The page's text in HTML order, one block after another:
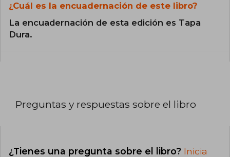
¿Cuál es la encuadernación de este libro?
La encuadernación de esta edición es Tapa
Dura.
Preguntas y respuestas sobre el libro
¿Tienes una pregunta sobre el libro? Inicia